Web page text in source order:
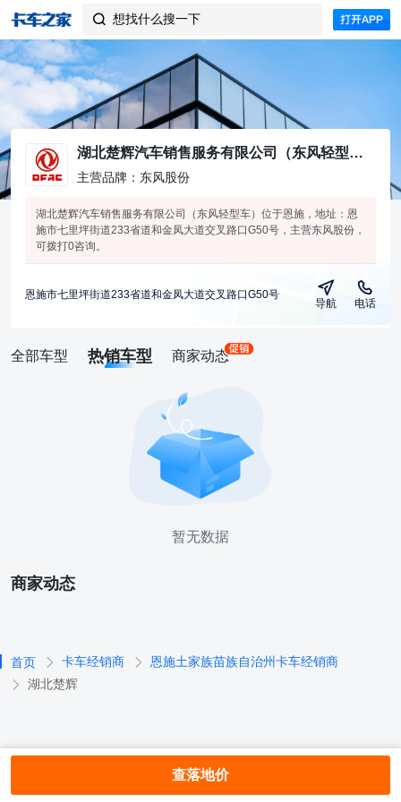
 想找什么搜一下
湖北楚辉汽车销售服务有限公司（东风轻型车）
主营品牌：东风股份
湖北楚辉汽车销售服务有限公司（东风轻型车）位于恩施，地址：恩
施市七里坪街道233省道和金凤大道交叉路口G50号，主营东风股份，
可拨打0咨询。
恩施市七里坪街道233省道和金凤大道交叉路口G50号
导航 电话
全部车型 热销车型 商家动态
暂无数据
商家动态
首页 卡车经销商
恩施土家族苗族自治州卡车经销商
湖北楚辉
查落地价